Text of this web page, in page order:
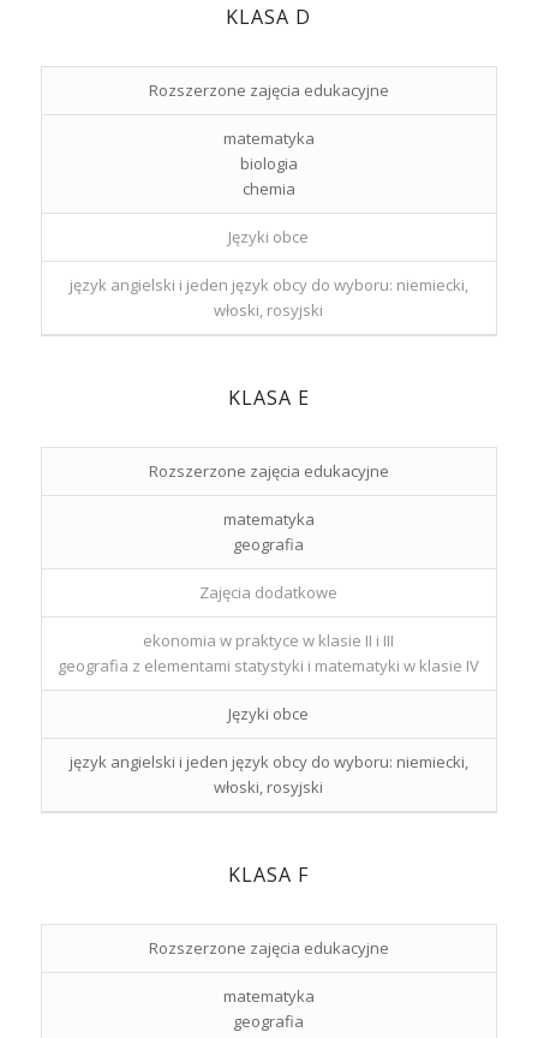
KLASA D
Rozszerzone zajęcia edukacyjne
matematyka
biologia
chemia
Języki obce
język angielski i jeden język obcy do wyboru: niemiecki,
włoski, rosyjski
KLASA E
Rozszerzone zajęcia edukacyjne
matematyka
geografia
Zajęcia dodatkowe
ekonomia w praktyce w klasie II i III
geografia z elementami statystyki i matematyki w klasie IV
Języki obce
język angielski i jeden język obcy do wyboru: niemiecki,
włoski, rosyjski
KLASA F
Rozszerzone zajęcia edukacyjne
matematyka
geografia